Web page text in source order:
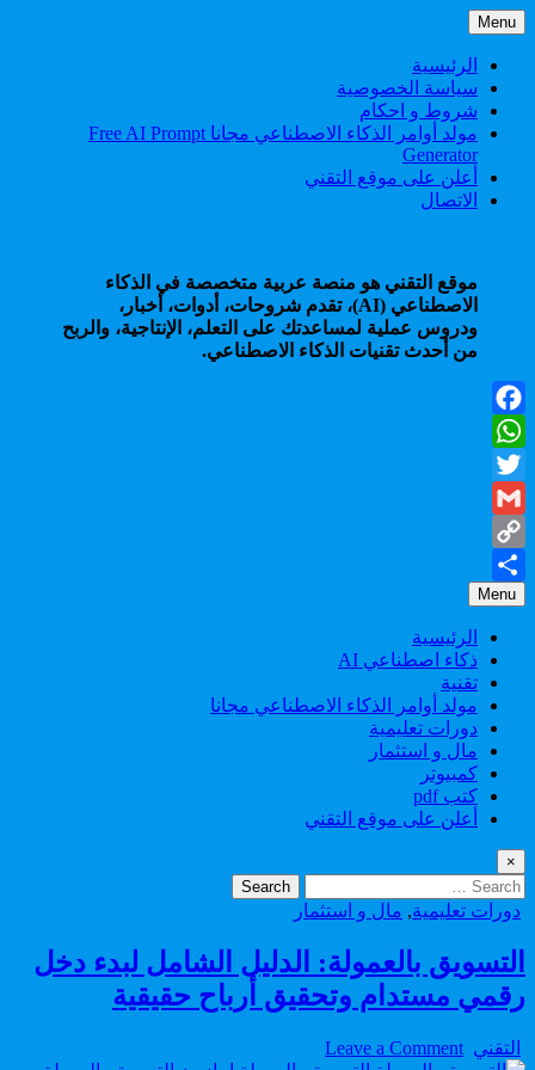
Skip
to
content
Menu
الرئيسية
سياسة الخصوصية
شروط و احكام
مولد أوامر الذكاء الاصطناعي مجانا Free AI Prompt
Generator
أعلن على موقع التقني
الاتصال
موقع التقني هو منصة عربية متخصصة في الذكاء
الاصطناعي (AI)، تقدم شروحات، أدوات، أخبار،
ودروس عملية لمساعدتك على التعلم، الإنتاجية، والربح
من أحدث تقنيات الذكاء الاصطناعي.
Facebook
WhatsApp
Twitter
Gmail
Copy
Link
Share
Menu
الرئيسية
ذكاء اصطناعي AI
تقنية
مولد أوامر الذكاء الاصطناعي مجانا
دورات تعليمية
مال و استثمار
كمبيوتر
كتب pdf
أعلن على موقع التقني
×
Search
for:
Posted
دورات تعليمية, مال و استثمار
التسويق بالعمولة: الدليل الشامل لبدء دخل
رقمي مستدام وتحقيق أرباح حقيقية
Author:
التقني Leave a Comment
on